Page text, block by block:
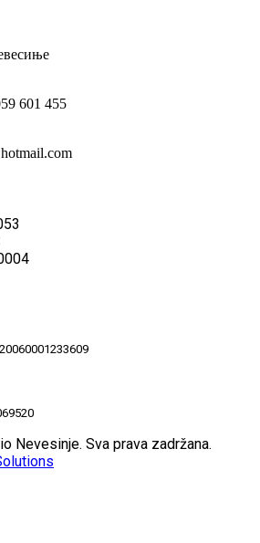
601 455
Nevesinje. Sva prava zadržana.